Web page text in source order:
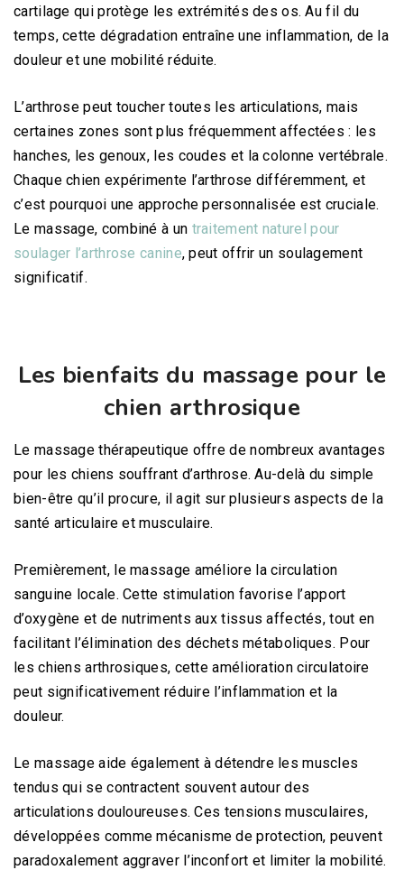
cartilage qui protège les extrémités des os. Au fil du
temps, cette dégradation entraîne une inflammation, de la
douleur et une mobilité réduite.
L’arthrose peut toucher toutes les articulations, mais
certaines zones sont plus fréquemment affectées : les
hanches, les genoux, les coudes et la colonne vertébrale.
Chaque chien expérimente l’arthrose différemment, et
c’est pourquoi une approche personnalisée est cruciale.
Le massage, combiné à un traitement naturel pour
soulager l’arthrose canine, peut offrir un soulagement
significatif.
Les bienfaits du massage pour le
chien arthrosique
Le massage thérapeutique offre de nombreux avantages
pour les chiens souffrant d’arthrose. Au-delà du simple
bien-être qu’il procure, il agit sur plusieurs aspects de la
santé articulaire et musculaire.
Premièrement, le massage améliore la circulation
sanguine locale. Cette stimulation favorise l’apport
d’oxygène et de nutriments aux tissus affectés, tout en
facilitant l’élimination des déchets métaboliques. Pour
les chiens arthrosiques, cette amélioration circulatoire
peut significativement réduire l’inflammation et la
douleur.
Le massage aide également à détendre les muscles
tendus qui se contractent souvent autour des
articulations douloureuses. Ces tensions musculaires,
développées comme mécanisme de protection, peuvent
paradoxalement aggraver l’inconfort et limiter la mobilité.